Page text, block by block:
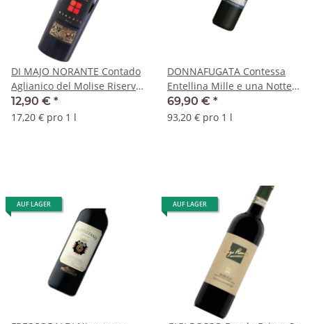
DI MAJO NORANTE Contado
Aglianico del Molise Riserva
2019 DOC
12,90 € *
17,20 € pro 1 l
DONNAFUGATA Contessa
Entellina Mille e una Notte
2019 DOC
69,90 € *
93,20 € pro 1 l
AUF LAGER AUF LAGER